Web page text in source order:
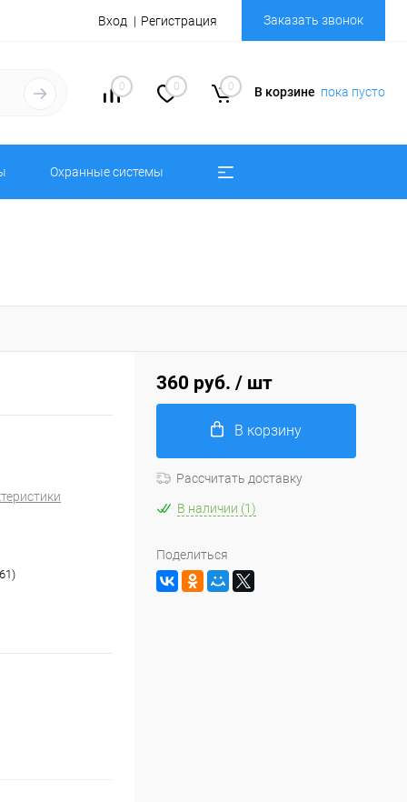
Вход Регистрация Заказать звонок
0 0 0 В корзине пока пусто
Охранные системы
360 руб. / шт
В корзину
Рассчитать доставку
В наличии (1)
Поделиться